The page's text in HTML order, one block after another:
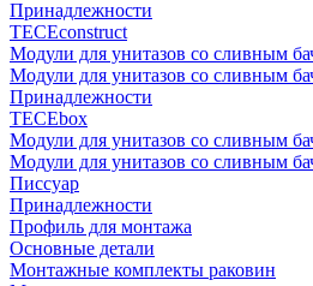
Принадлежности
TECEconstruct
Модули для унитазов со сливным
Модули для унитазов со сливным
Принадлежности
TECEbox
Модули для унитазов со сливным
Модули для унитазов со сливным
Писсуар
Принадлежности
Профиль для монтажа
Основные детали
Монтажные комплекты раковин